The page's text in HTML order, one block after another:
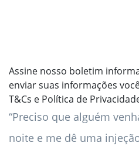
Assine nosso boletim
enviar suas informações
T&Cs e Política de
“Preciso que alguém
noite e me dê uma